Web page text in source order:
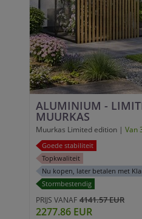
ALUMINIUM -
MUURKAS
Muurkas Limited edition | Van
Goede stabiliteit
Topkwaliteit
Nu kopen, later betalen met
Stormbestendig
PRIJS VANAF 4141.57 EUR
2277.86 EUR